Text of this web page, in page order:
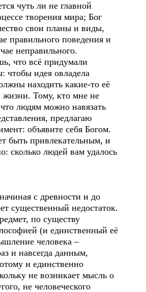
чуть ли не главной
творения мира; Бог
свои планы и виды,
правильного поведения и
неправильного.
что всё придумали
чтобы идея овладела
находить какие-то её
жизни. Тому, кто мне не
людям можно навязать
предлагаю
объявите себя Богом.
быть привлекательным, и
сколько людей вам удалось
с древности и до
существенный недостаток.
по существу
(и единственный её
человека –
и навсегда данным,
и единственно
не возникает мысль о
не человеческого